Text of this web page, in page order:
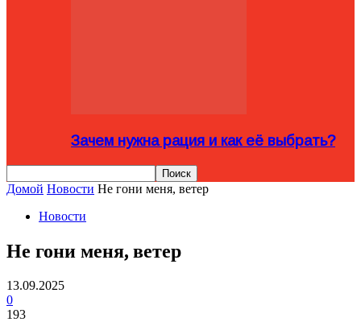
Зачем нужна рация и как её выбрать?
Домой Новости Не гони меня, ветер
Новости
Не гони меня, ветер
13.09.2025
0
193